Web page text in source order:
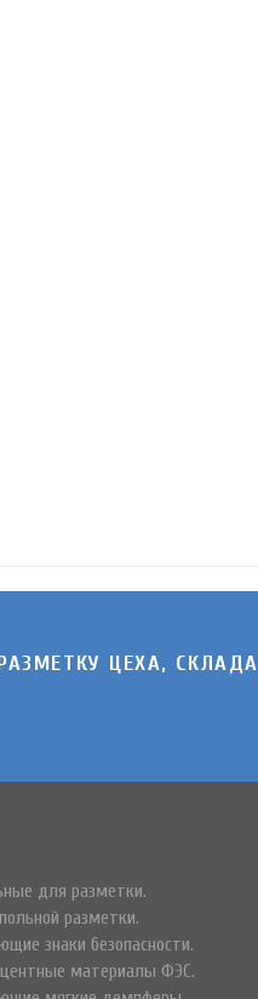
ЦЕХА, СКЛАДА
для разметки.
разметки.
знаки безопасности.
материалы ФЭС.